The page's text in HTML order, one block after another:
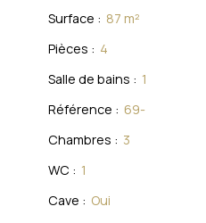
Surface : 87 m²
Pièces : 4
Salle de bains : 1
Référence : 69-
Chambres : 3
WC : 1
Cave : Oui